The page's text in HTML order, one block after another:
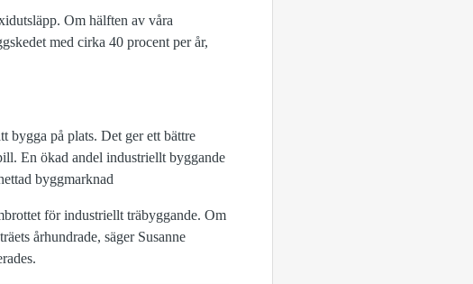
Om hälften av våra
med cirka 40 procent per år,
bygga på plats. Det ger ett bättre
En ökad andel industriellt byggande
byggmarknad
för industriellt träbyggande. Om
århundrade, säger Susanne